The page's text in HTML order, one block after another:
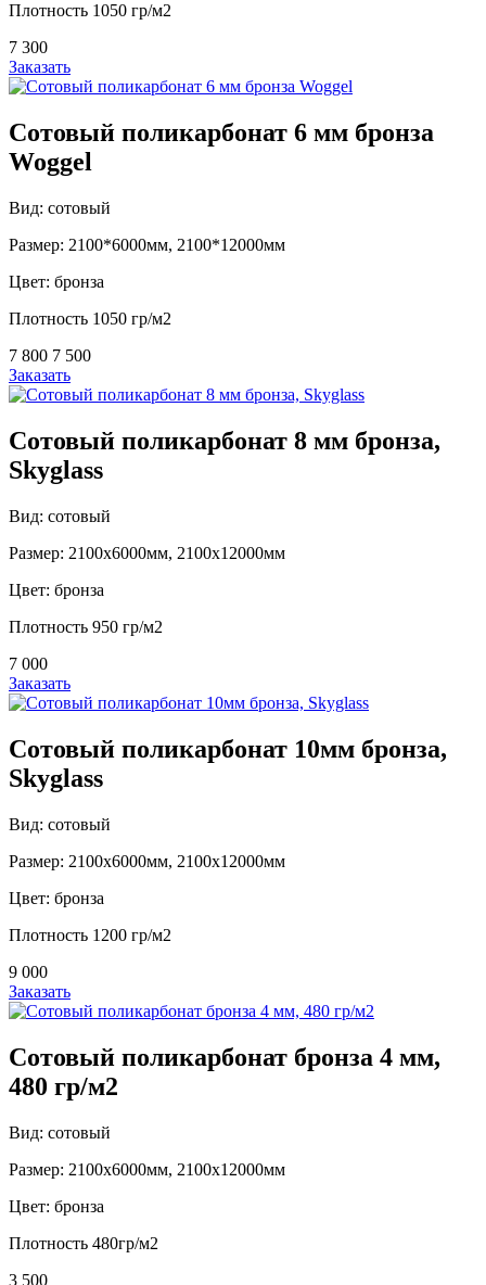
Плотность 1050 гр/м2
7 300
Заказать
Сотовый поликарбонат 6 мм бронза
Woggel
Вид: сотовый
Размер: 2100*6000мм, 2100*12000мм
Цвет: бронза
Плотность 1050 гр/м2
7 800 7 500
Заказать
Сотовый поликарбонат 8 мм бронза,
Skyglass
Вид: сотовый
Размер: 2100х6000мм, 2100х12000мм
Цвет: бронза
Плотность 950 гр/м2
7 000
Заказать
Сотовый поликарбонат 10мм бронза,
Skyglass
Вид: сотовый
Размер: 2100х6000мм, 2100х12000мм
Цвет: бронза
Плотность 1200 гр/м2
9 000
Заказать
Сотовый поликарбонат бронза 4 мм,
480 гр/м2
Вид: сотовый
Размер: 2100х6000мм, 2100х12000мм
Цвет: бронза
Плотность 480гр/м2
3 500